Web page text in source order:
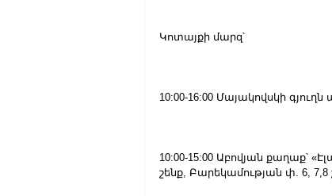
Կոտայքի մարզ՝
10:00-16:00 Մայակովսկի գյուղն
10:00-15:00 Աբովյան քաղաք՝
շենք, Բարեկամության փ. 6, 7,8